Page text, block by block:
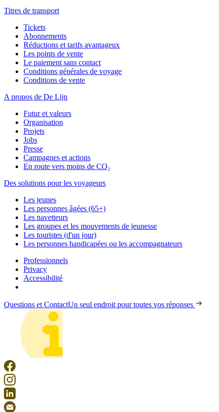
Titres de transport
Tickets
Abonnements
Réductions et tarifs avantageux
Les points de vente
Le paiement sans contact
Conditions générales de voyage
Conditions de vente
A propos de De Lijn
Futur et valeurs
Organisation
Projets
Jobs
Presse
Campagnes et actions
En route vers moins de CO₂
Des solutions pour les voyageurs
Les jeunes
Les personnes âgées (65+)
Les navetteurs
Les groupes et les mouvements de jeunesse
Les touristes (d'un jour)
Les personnes handicapées ou les accompagnateurs
Professionnels
Privacy
Accessibilité
Questions et ContactUn seul endroit pour toutes vos réponses